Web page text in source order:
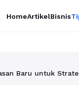
HomeArtikelBisnis
Ingin
Baru untuk